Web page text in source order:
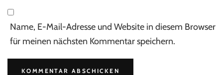
Name, E-Mail-Adresse und Website in diesem Browser
für meinen nächsten Kommentar speichern.